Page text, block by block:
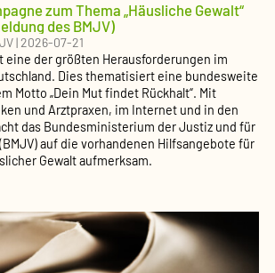
zum Thema „Häusliche Gewalt“
des BMJV)
|2026-07-21
eine der größten Herausforderungen im
Dies thematisiert eine bundesweite
Motto „Dein Mut findet Rückhalt“. Mit
und Arztpraxen, im Internet und in den
das Bundesministerium der Justiz und für
auf die vorhandenen Hilfsangebote für
Gewalt aufmerksam.